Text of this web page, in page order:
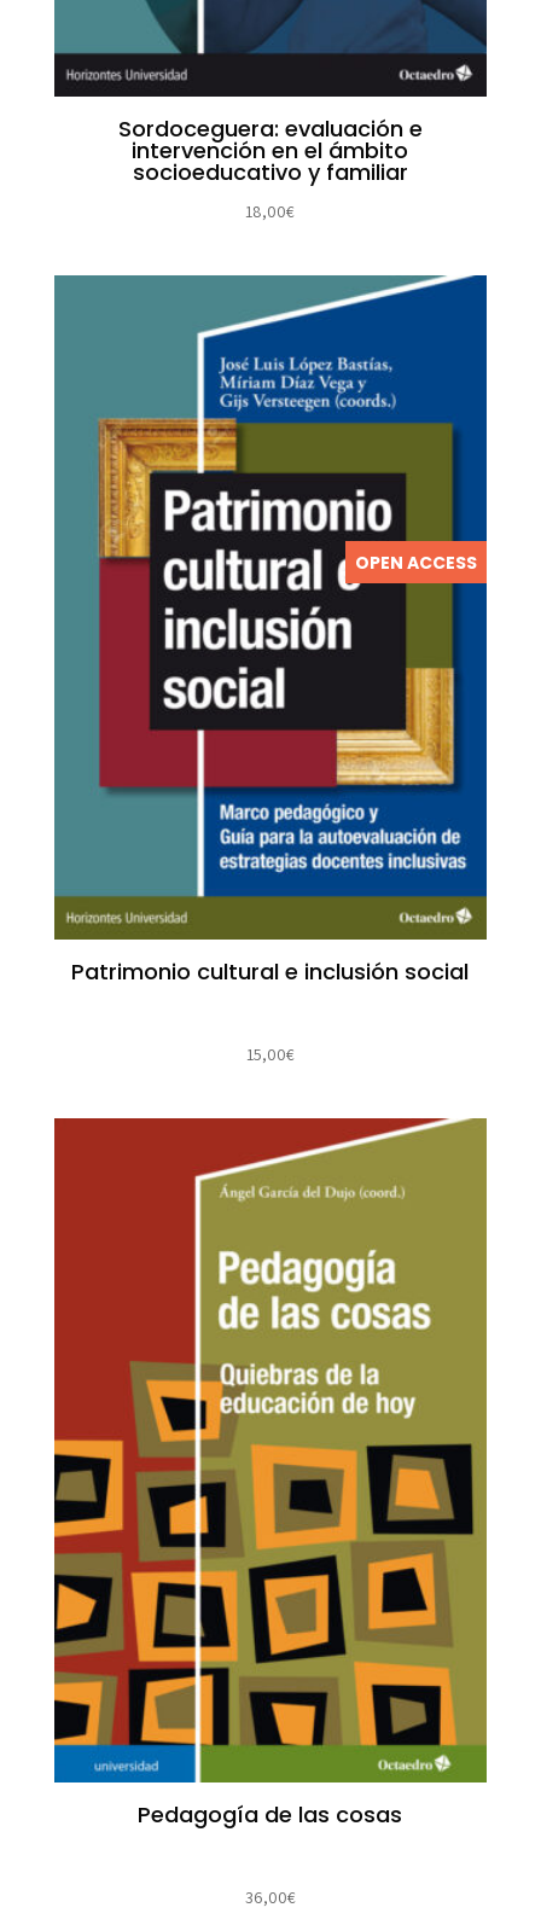
Sordoceguera: evaluación e
intervención en el ámbito
socioeducativo y familiar
18,00€
OPEN ACCESS
Patrimonio cultural e inclusión social
15,00€
Pedagogía de las cosas
36,00€